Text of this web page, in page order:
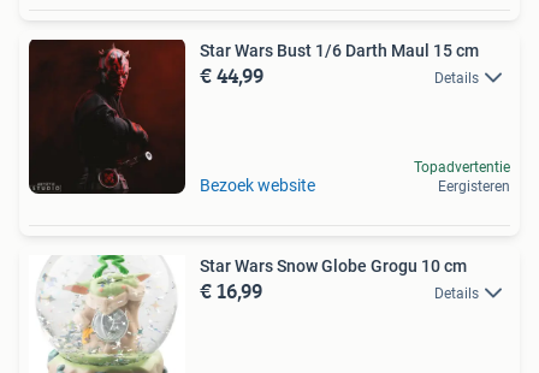
Star Wars Bust 1/6 Darth Maul 15 cm
€ 44,99 Details
Bezoek website
Topadvertentie
Eergisteren
Star Wars Snow Globe Grogu 10 cm
€ 16,99 Details